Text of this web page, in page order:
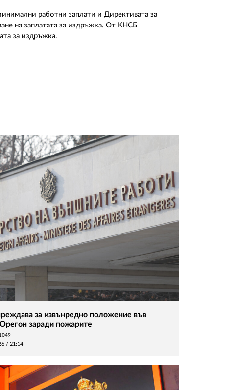
работни заплати и Директивата за
на заплатата за издръжка. От КНСБ
за издръжка.
за извънредно положение във
заради пожарите
1049
/ 21:14